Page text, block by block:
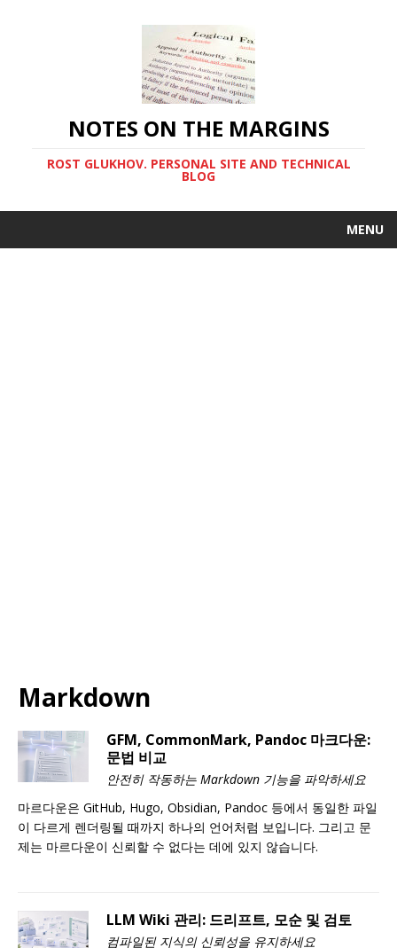
NOTES ON THE MARGINS
ROST GLUKHOV. PERSONAL SITE AND TECHNICAL
BLOG
MENU
Markdown
GFM, CommonMark, Pandoc 마크다운:
문법 비교
안전히 작동하는 Markdown 기능을 파악하세요
마르다운은 GitHub, Hugo, Obsidian, Pandoc 등에서 동일한 파일
이 다르게 렌더링될 때까지 하나의 언어처럼 보입니다. 그리고 문
제는 마르다운이 신뢰할 수 없다는 데에 있지 않습니다.
LLM Wiki 관리: 드리프트, 모순 및 검토
컴파일된 지식의 신뢰성을 유지하세요